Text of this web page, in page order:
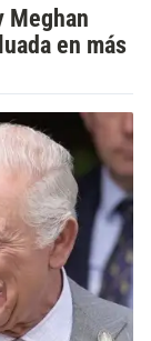
Meghan
en más